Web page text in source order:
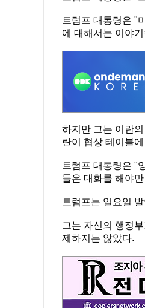
트럼프 대통령은 "
에 대해서는 이야
하지만 그는 이란
란이 협상 테이블
트럼프 대통령은 "
들은 대화를 해야
트럼프는 일요일
그는 자신의 행정
제하지는 않았다.